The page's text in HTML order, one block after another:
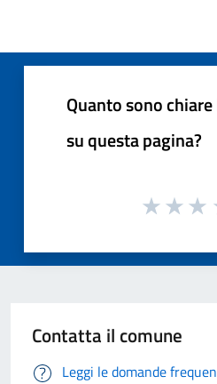
Quanto sono
su questa pagina?
Contatta il comune
Leggi le domande